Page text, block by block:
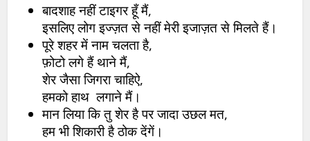
बादशाह नहीं टाइगर हूँ मैं,
इसलिए लोग इज्ज़त से नहीं मेरी इजाज़त से मिलते हैं।
पूरे शहर में नाम चलता है,
फ़ोटो लगे हैं थाने मैं,
शेर जैसा जिगरा चाहिऐ,
हमको हाथ लगाने मैं।
मान लिया कि तु शेर है पर जादा उछल मत,
हम भी शिकारी है ठोक देंगें।